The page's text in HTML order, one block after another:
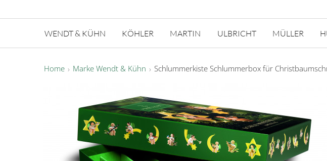
WENDT & KÜHN KÖHLER MARTIN ULBRICHT MÜLLER
Home Marke Wendt & Kühn Schlummerkiste Schlummerbox für